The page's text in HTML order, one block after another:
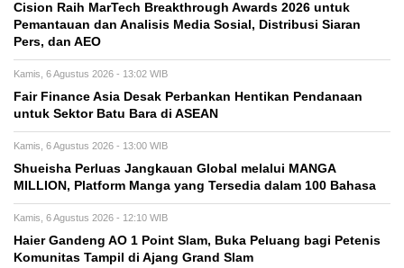
Cision Raih MarTech Breakthrough Awards 2026 untuk
Pemantauan dan Analisis Media Sosial, Distribusi Siaran
Pers, dan AEO
Kamis, 6 Agustus 2026 - 13:02 WIB
Fair Finance Asia Desak Perbankan Hentikan Pendanaan
untuk Sektor Batu Bara di ASEAN
Kamis, 6 Agustus 2026 - 13:00 WIB
Shueisha Perluas Jangkauan Global melalui MANGA
MILLION, Platform Manga yang Tersedia dalam 100 Bahasa
Kamis, 6 Agustus 2026 - 12:10 WIB
Haier Gandeng AO 1 Point Slam, Buka Peluang bagi Petenis
Komunitas Tampil di Ajang Grand Slam